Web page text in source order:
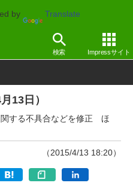
by Translate
検索 Impressサイト
アップデート
13日）
関する不具合などを修正 ほ
（2015/4/13 18:20）